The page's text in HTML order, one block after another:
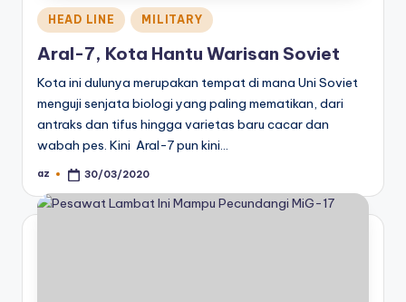
Posted
in
HEAD LINE MILITARY
Aral-7, Kota Hantu Warisan Soviet
Kota ini dulunya merupakan tempat di mana Uni Soviet
menguji senjata biologi yang paling mematikan, dari
antraks dan tifus hingga varietas baru cacar dan
wabah pes. Kini Aral-7 pun kini…
Posted
az 30/03/2020